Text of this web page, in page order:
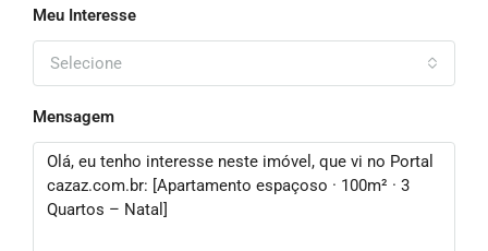
Meu Interesse
Selecione
Mensagem